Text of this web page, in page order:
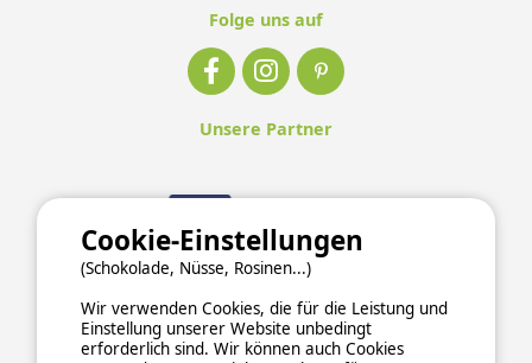
Folge uns auf
Unsere Partner
Cookie-Einstellungen
(Schokolade, Nüsse, Rosinen...)
Wir verwenden Cookies, die für die Leistung und
Einstellung unserer Website unbedingt
erforderlich sind. Wir können auch Cookies